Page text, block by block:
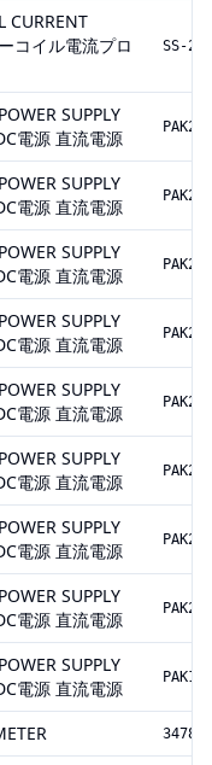
CURRENT
コイル電流プロ
SS-
SUPPLY
電源 直流電源
SUPPLY
電源 直流電源
SUPPLY
電源 直流電源
SUPPLY
電源 直流電源
SUPPLY
電源 直流電源
SUPPLY
電源 直流電源
SUPPLY
電源 直流電源
SUPPLY
電源 直流電源
SUPPLY
電源 直流電源
3478A